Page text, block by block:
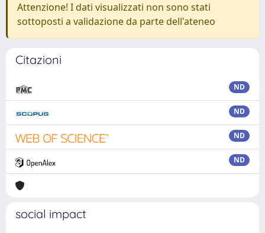
Attenzione! I dati visualizzati non sono stati
sottoposti a validazione da parte dell'ateneo
Citazioni
ND
ND
ND
ND
social impact